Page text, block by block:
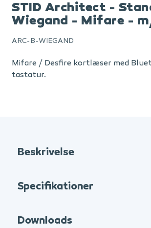
STID Architect -
Wiegand - Mifare -
ARC-B-WIEGAND
Mifare / Desfire kortlæser med
tastatur.
Beskrivelse
Specifikationer
Downloads